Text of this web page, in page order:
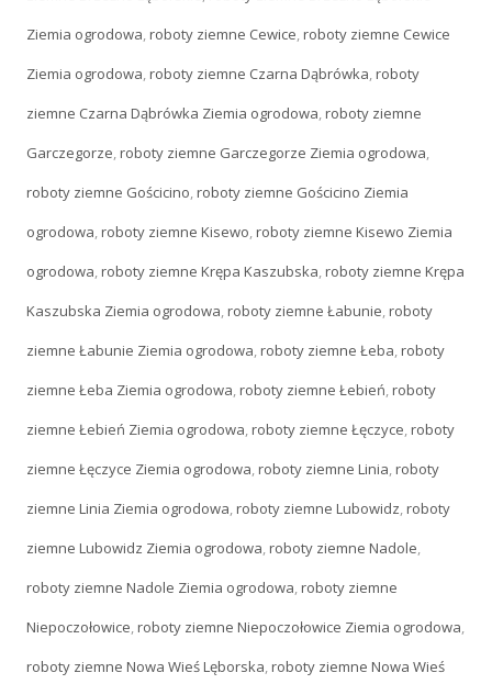
Ziemia ogrodowa,roboty ziemne Cewice,roboty ziemne Cewice
Ziemia ogrodowa,roboty ziemne Czarna Dąbrówka,roboty
ziemne Czarna Dąbrówka Ziemia ogrodowa,roboty ziemne
Garczegorze,roboty ziemne Garczegorze Ziemia ogrodowa,
roboty ziemne Gościcino,roboty ziemne Gościcino Ziemia
ogrodowa,roboty ziemne Kisewo,roboty ziemne Kisewo Ziemia
ogrodowa,roboty ziemne Krępa Kaszubska,roboty ziemne Krępa
Kaszubska Ziemia ogrodowa,roboty ziemne Łabunie,roboty
ziemne Łabunie Ziemia ogrodowa,roboty ziemne Łeba,roboty
ziemne Łeba Ziemia ogrodowa,roboty ziemne Łebień,roboty
ziemne Łebień Ziemia ogrodowa,roboty ziemne Łęczyce,roboty
ziemne Łęczyce Ziemia ogrodowa,roboty ziemne Linia,roboty
ziemne Linia Ziemia ogrodowa,roboty ziemne Lubowidz,roboty
ziemne Lubowidz Ziemia ogrodowa,roboty ziemne Nadole,
roboty ziemne Nadole Ziemia ogrodowa,roboty ziemne
Niepoczołowice,roboty ziemne Niepoczołowice Ziemia ogrodowa,
roboty ziemne Nowa Wieś Lęborska,roboty ziemne Nowa Wieś